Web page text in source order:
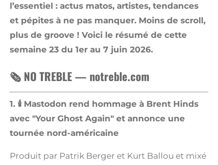
l’essentiel : actus matos, artistes, tendances
et pépites à ne pas manquer. Moins de scroll,
plus de groove ! Voici le résumé de cette
semaine 23 du 1er au 7 juin 2026.
🗞️ NO TREBLE — notreble.com
1. 🕯️ Mastodon rend hommage à Brent Hinds
avec "Your Ghost Again" et annonce une
tournée nord-américaine
Produit par Patrik Berger et Kurt Ballou et mixé